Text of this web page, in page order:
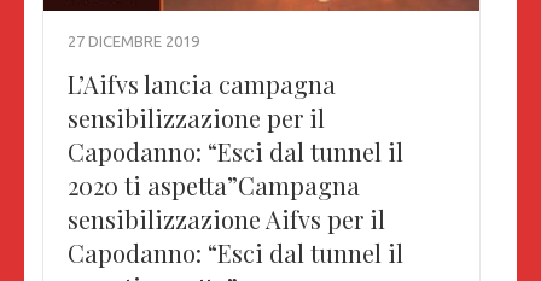
27 DICEMBRE 2019
L’Aifvs lancia campagna
sensibilizzazione per il
Capodanno: “Esci dal tunnel il
2020 ti aspetta”Campagna
sensibilizzazione Aifvs per il
Capodanno: “Esci dal tunnel il